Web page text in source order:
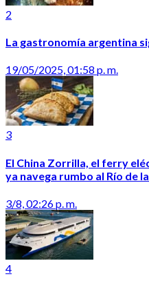
2
La gastronomía argentina
19/05/2025, 01:58 p. m.
3
El China Zorrilla, el ferry
ya navega rumbo al Río de
3/8, 02:26 p. m.
4